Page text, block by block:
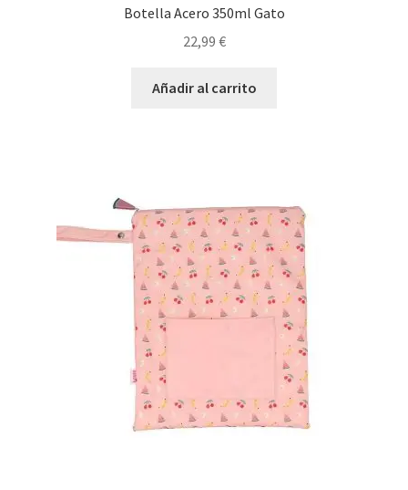
Botella Acero 350ml Gato
22,99 €
Añadir al carrito